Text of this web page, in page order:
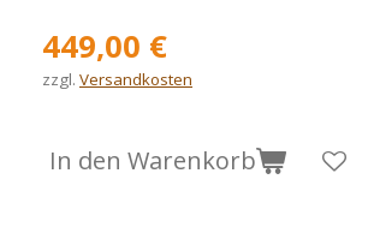
449,00 €
zzgl. Versandkosten
In den Warenkorb